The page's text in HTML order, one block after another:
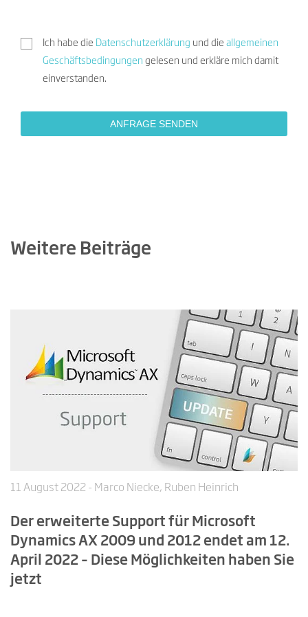
Ich habe die Datenschutzerklärung und die allgemeinen
Geschäftsbedingungen gelesen und erkläre mich damit
einverstanden.
Weitere Beiträge
11 August 2022 - Marco Niecke, Ruben Heinrich
Der erweiterte Support für Microsoft
Dynamics AX 2009 und 2012 endet am 12.
April 2022 – Diese Möglichkeiten haben Sie
jetzt